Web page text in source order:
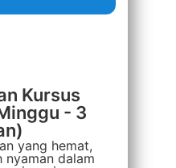
Kursus
- 3
yang hemat,
nyaman dalam